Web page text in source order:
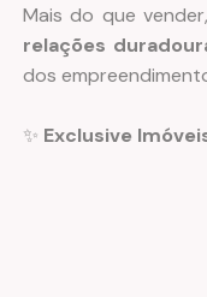
Mais do que
relações
dos
✨ Exclusive